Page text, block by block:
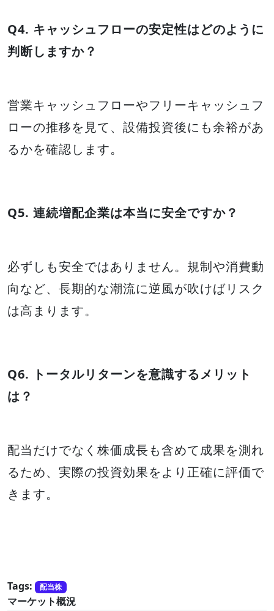
Q4. キャッシュフローの安定性はどのように
判断しますか？
営業キャッシュフローやフリーキャッシュフ
ローの推移を見て、設備投資後にも余裕があ
るかを確認します。
Q5. 連続増配企業は本当に安全ですか？
必ずしも安全ではありません。規制や消費動
向など、長期的な潮流に逆風が吹けばリスク
は高まります。
Q6. トータルリターンを意識するメリット
は？
配当だけでなく株価成長も含めて成果を測れ
るため、実際の投資効果をより正確に評価で
きます。
Tags: 配当株
マーケット概況